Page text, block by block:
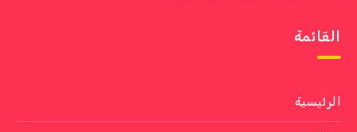
القائمة
الرئيسية